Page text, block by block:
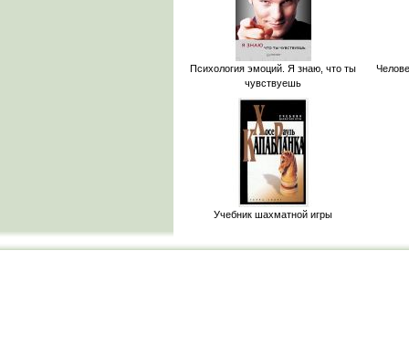
Психология эмоций. Я знаю, что ты
чувствуешь
Учебник шахматной игры